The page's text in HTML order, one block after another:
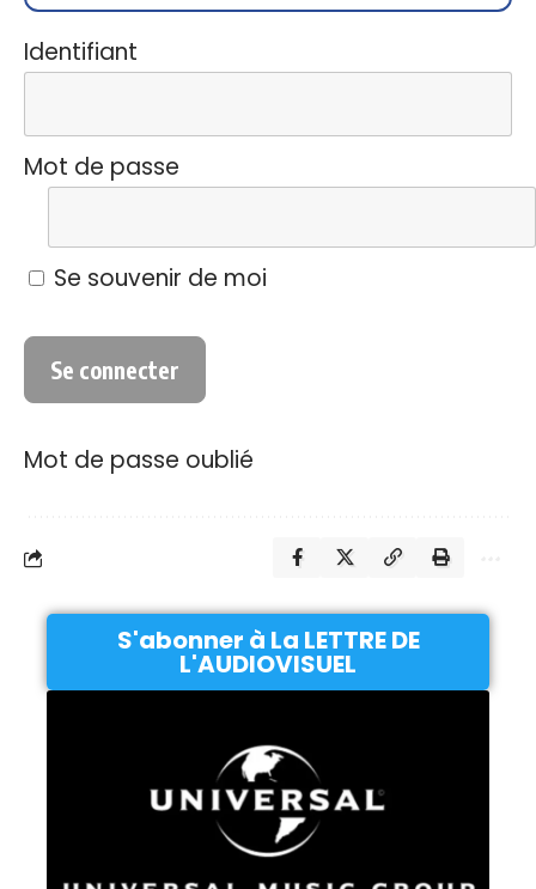
Identifiant
Mot de passe
Se souvenir de moi
Mot de passe oublié
S'abonner à La LETTRE DE
L'AUDIOVISUEL